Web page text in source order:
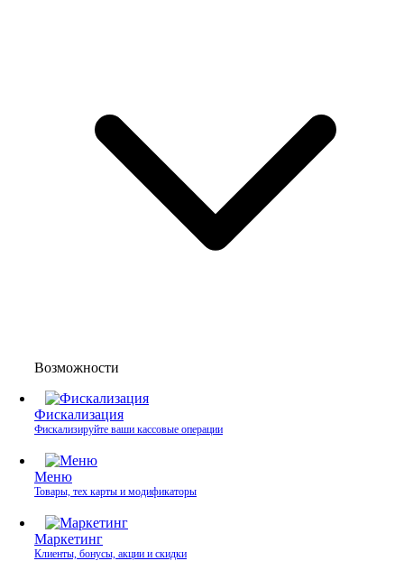
Возможности
Фискализация
Фискализируйте ваши кассовые операции
Меню
Товары, тех карты и модификаторы
Маркетинг
Клиенты, бонусы, акции и скидки